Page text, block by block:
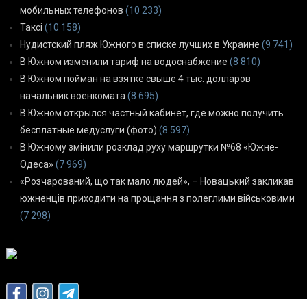
мобильных телефонов (10 233)
Таксі (10 158)
Нудистский пляж Южного в списке лучших в Украине (9 741)
В Южном изменили тариф на водоснабжение (8 810)
В Южном пойман на взятке свыше 4 тыс. долларов
начальник военкомата (8 695)
В Южном открылся частный кабинет, где можно получить
бесплатные медуслуги (фото) (8 597)
В Южному змінили розклад руху маршрутки №68 «Южне-
Одеса» (7 969)
«Розчарований, що так мало людей», – Новацький закликав
южненців приходити на прощання з полеглими військовими
(7 298)